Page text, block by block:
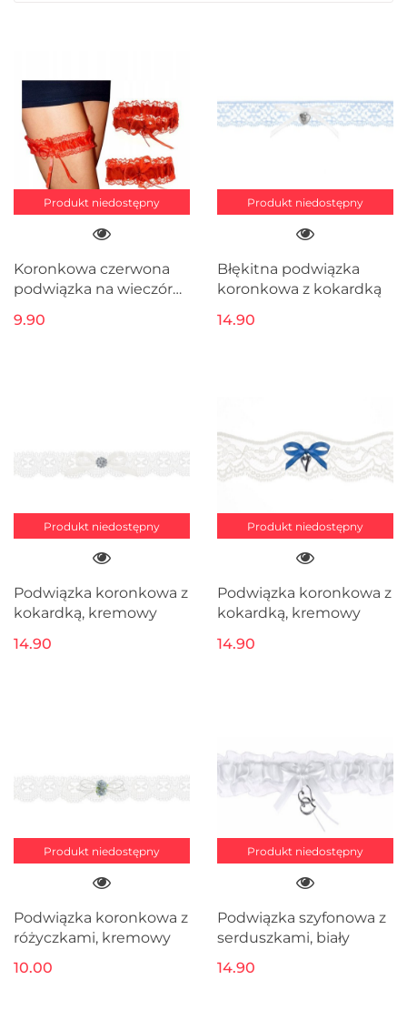
Produkt niedostępny
Koronkowa czerwona
podwiązka na wieczór
9.90
Produkt niedostępny
Błękitna podwiązka
koronkowa z kokardką
14.90
Produkt niedostępny
Podwiązka koronkowa z
kokardką, kremowy
14.90
Produkt niedostępny
Podwiązka koronkowa z
kokardką, kremowy
14.90
Produkt niedostępny
Podwiązka koronkowa z
różyczkami, kremowy
10.00
Produkt niedostępny
Podwiązka szyfonowa z
serduszkami, biały
14.90